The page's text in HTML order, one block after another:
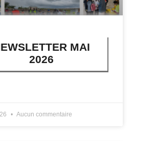
MAI
2026
Aucun commentaire